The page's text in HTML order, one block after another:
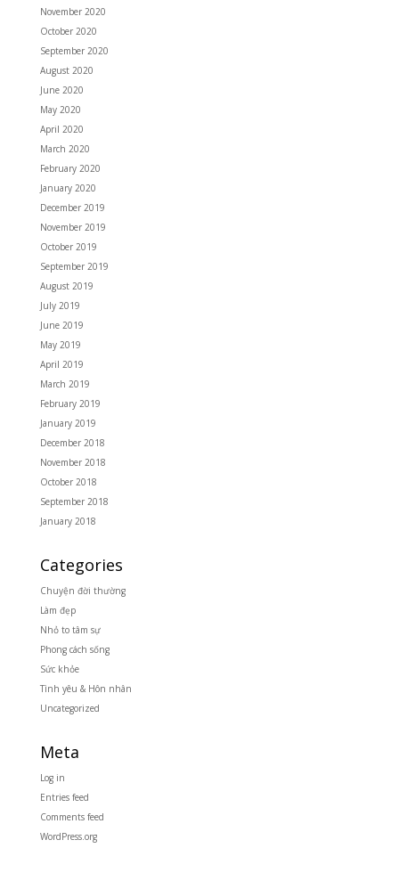
November 2020
October 2020
September 2020
August 2020
June 2020
May 2020
April 2020
March 2020
February 2020
January 2020
December 2019
November 2019
October 2019
September 2019
August 2019
July 2019
June 2019
May 2019
April 2019
March 2019
February 2019
January 2019
December 2018
November 2018
October 2018
September 2018
January 2018
Categories
Chuyện đời thường
Làm đẹp
Nhỏ to tâm sự
Phong cách sống
Sức khỏe
Tình yêu & Hôn nhân
Uncategorized
Meta
Log in
Entries feed
Comments feed
WordPress.org